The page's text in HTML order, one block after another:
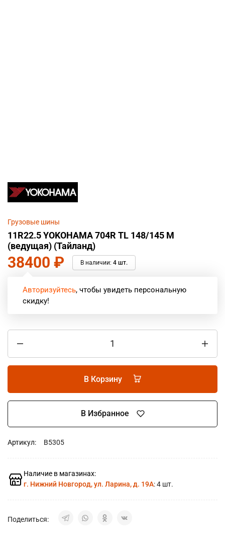
Грузовые шины
11R22.5 YOKOHAMA 704R TL 148/145 M
(ведущая) (Тайланд)
38400 ₽ В наличии: 4 шт.
Авторизуйтесь, чтобы увидеть персональную
скидку!
В Корзину
В Избранное
Артикул: B5305
Наличие в магазинах:
г. Нижний Новгород, ул. Ларина, д. 19А: 4 шт.
Поделиться: